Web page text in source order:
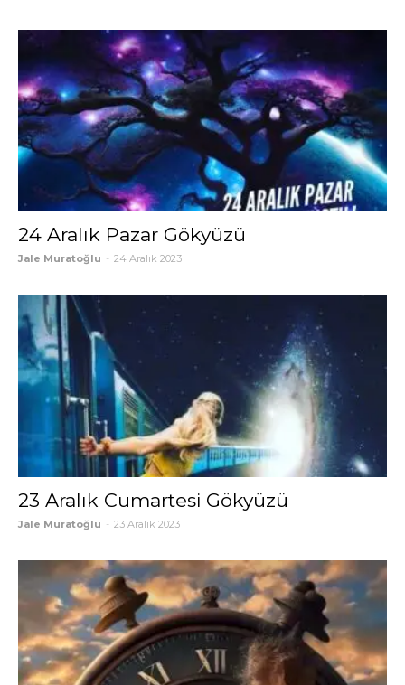
24 Aralık Pazar Gökyüzü
Jale Muratoğlu - 24 Aralık 2023
23 Aralık Cumartesi Gökyüzü
Jale Muratoğlu - 23 Aralık 2023